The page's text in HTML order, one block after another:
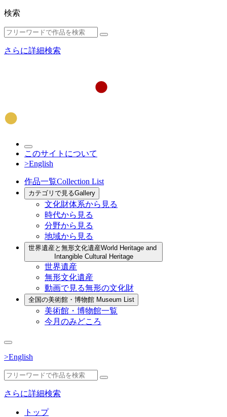
検索
さらに詳細検索
このサイトについて
>English
作品一覧Collection List
カテゴリで見るGallery
文化財体系から見る
時代から見る
分野から見る
地域から見る
世界遺産と無形文化遺産World Heritage and
Intangible Cultural Heritage
世界遺産
無形文化遺産
動画で見る無形の文化財
全国の美術館・博物館 Museum List
美術館・博物館一覧
今月のみどころ
>English
さらに詳細検索
トップ